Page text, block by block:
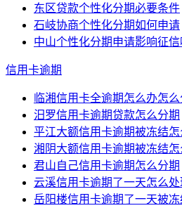
东区贷款个性化分期必要条件
石岐协商个性化分期如何申请
中山个性化分期申请影响征信
信用卡逾期
临湘信用卡全逾期怎么办怎么
汨罗信用卡逾期贷款怎么分期
平江大额信用卡逾期被冻结
湘阴大额信用卡逾期被冻结
君山自己信用卡逾期怎么分期
云溪信用卡逾期了一天怎么处
岳阳楼信用卡逾期了一天被